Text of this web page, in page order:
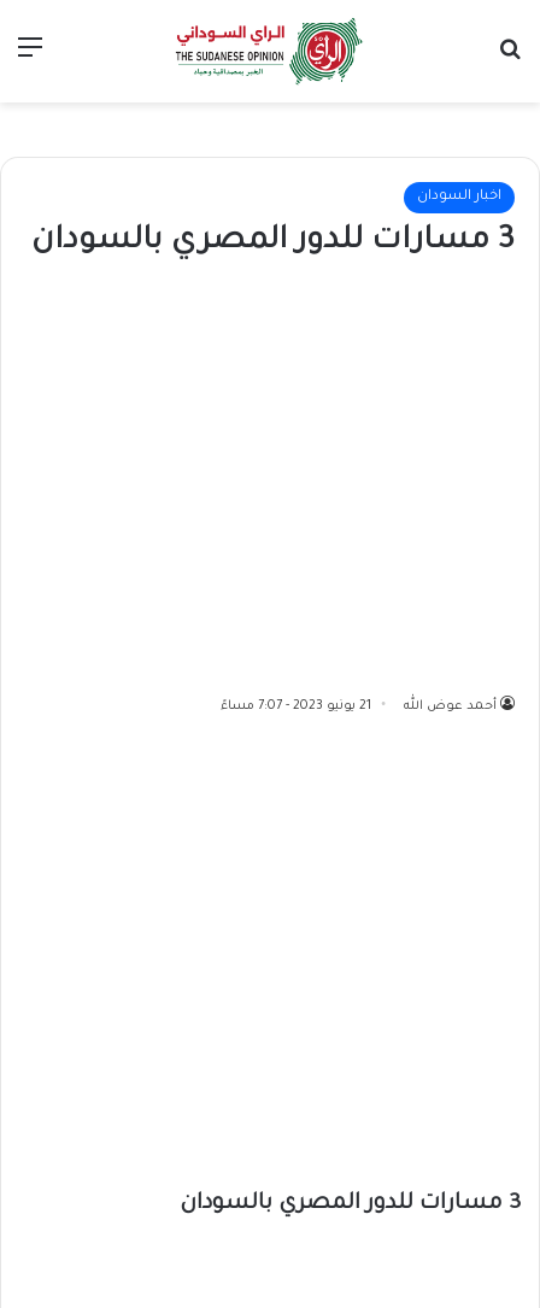
اخبار السودان
3 مسارات للدور المصري بالسودان
أحمد عوض الله 21 يونيو 2023 - 7:07 مساءً
3 مسارات للدور المصري بالسودان